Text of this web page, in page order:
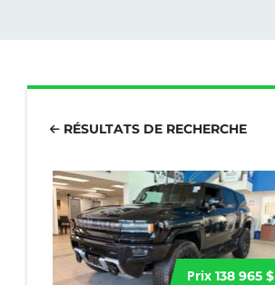
RÉSULTATS DE RECHERCHE
Prix 138 965 $